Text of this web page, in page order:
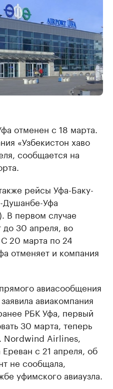
отменен с 18 марта.
«Узбекистон хаво
сообщается на
рейсы Уфа-Баку-
Душанбе-Уфа
В первом случае
до 30 апреля, во
20 марта по 24
отменяет и компания
авиасообщения
авиакомпания
РБК Уфа, первый
30 марта, теперь
Nordwind Airlines,
с 21 апреля, об
не сообщала,
уфимского авиаузла.